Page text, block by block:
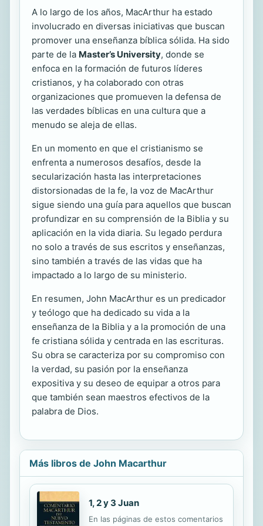
A lo largo de los años, MacArthur ha estado
involucrado en diversas iniciativas que buscan
promover una enseñanza bíblica sólida. Ha sido
parte de la Master’s University, donde se
enfoca en la formación de futuros líderes
cristianos, y ha colaborado con otras
organizaciones que promueven la defensa de
las verdades bíblicas en una cultura que a
menudo se aleja de ellas.
En un momento en que el cristianismo se
enfrenta a numerosos desafíos, desde la
secularización hasta las interpretaciones
distorsionadas de la fe, la voz de MacArthur
sigue siendo una guía para aquellos que buscan
profundizar en su comprensión de la Biblia y su
aplicación en la vida diaria. Su legado perdura
no solo a través de sus escritos y enseñanzas,
sino también a través de las vidas que ha
impactado a lo largo de su ministerio.
En resumen, John MacArthur es un predicador
y teólogo que ha dedicado su vida a la
enseñanza de la Biblia y a la promoción de una
fe cristiana sólida y centrada en las escrituras.
Su obra se caracteriza por su compromiso con
la verdad, su pasión por la enseñanza
expositiva y su deseo de equipar a otros para
que también sean maestros efectivos de la
palabra de Dios.
Más libros de John Macarthur
1, 2 y 3 Juan
En las páginas de estos comentarios